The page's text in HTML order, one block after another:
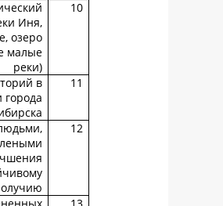
10
Иня,
озеро
малые
реки)
11
в
12